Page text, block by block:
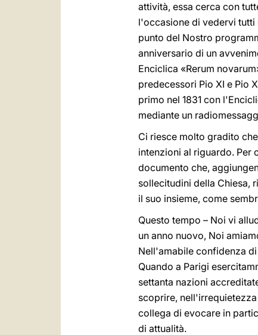
attività, essa cerca con
l'occasione di vedervi
punto del Nostro
anniversario di un
Enciclica «Rerum
predecessori Pio XI e Pio
primo nel 1831 con
mediante un
Ci riesce molto gradito
intenzioni al riguardo. Per
documento che,
sollecitudini della Chiesa,
il suo insieme, come
Questo tempo – Noi vi
un anno nuovo, Noi
Nell'amabile confidenza
Quando a Parigi
settanta nazioni
scoprire,
collega di evocare in
di attualità.